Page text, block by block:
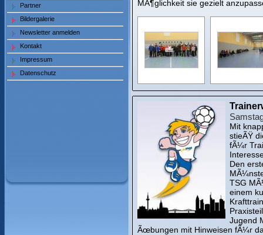
Partner
Bildergalerie
Newsletter anmelden
Kontakt
Impressum
Datenschutz
MÃ¶glichkeit sie gezielt
Mit
stieÃŸ
fÃ¼r
Den
TSG
einem
Jugend
Ãœbungen mit Hinweisen fÃ¼r